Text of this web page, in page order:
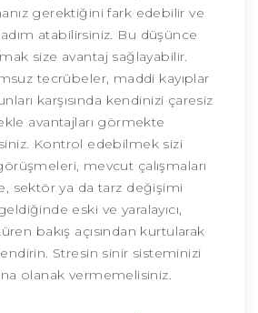
gerektiğini fark edebilir ve
atabilirsiniz. Bu düşünce
size avantaj sağlayabilir.
tecrübeler, maddi kayıplar
karşısında kendinizi çaresiz
avantajları görmekte
Kontrol edebilmek sizi
mevcut çalışmaları
sektör ya da tarz değişimi
eski ve yaralayıcı,
bakış açısından kurtularak
Stresin sinir sisteminizi
olanak vermemelisiniz.